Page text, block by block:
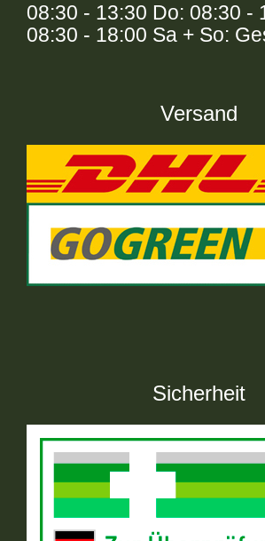
08:30 - 13:30 Do: 08:30 -
08:30 - 18:00 Sa + So:
Versand
Sicherheit